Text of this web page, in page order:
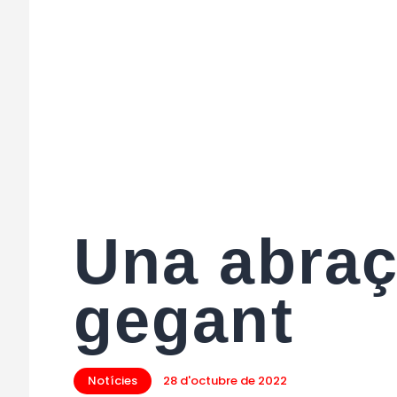
Una
gegant
Notícies 28 d'octubre de 2022